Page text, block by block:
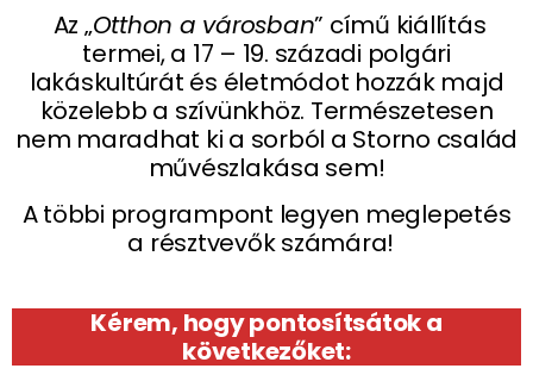
Az „Otthon a városban” című kiállítás
termei, a 17 – 19. századi polgári
lakáskultúrát és életmódot hozzák majd
közelebb a szívünkhöz. Természetesen
nem maradhat ki a sorból a Storno család
művészlakása sem!
A többi programpont legyen meglepetés
a résztvevők számára!
Kérem, hogy pontosítsátok a
következőket: